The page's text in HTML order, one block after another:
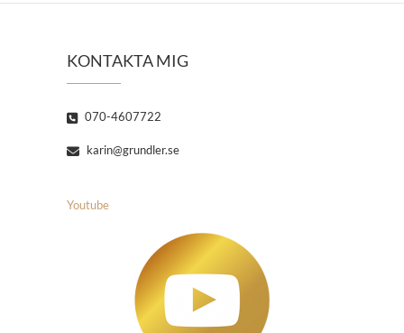
KONTAKTA MIG
070-4607722
karin@grundler.se
Youtube